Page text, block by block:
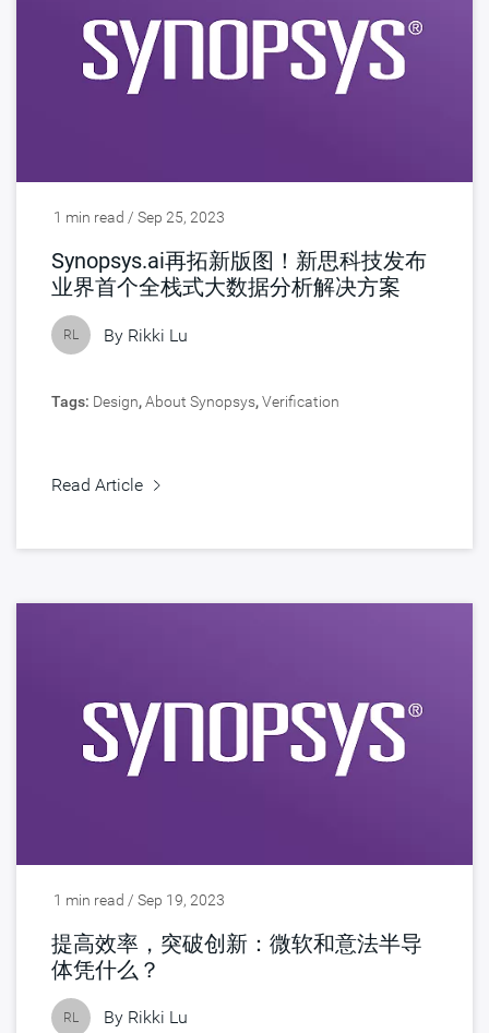
1 min read / Sep 25, 2023
Synopsys.ai再拓新版图！新思科技发布
业界首个全栈式大数据分析解决方案
RL By Rikki Lu
Tags: Design,About Synopsys,Verification
Read Article
1 min read / Sep 19, 2023
提高效率，突破创新：微软和意法半导
体凭什么？
RL By Rikki Lu